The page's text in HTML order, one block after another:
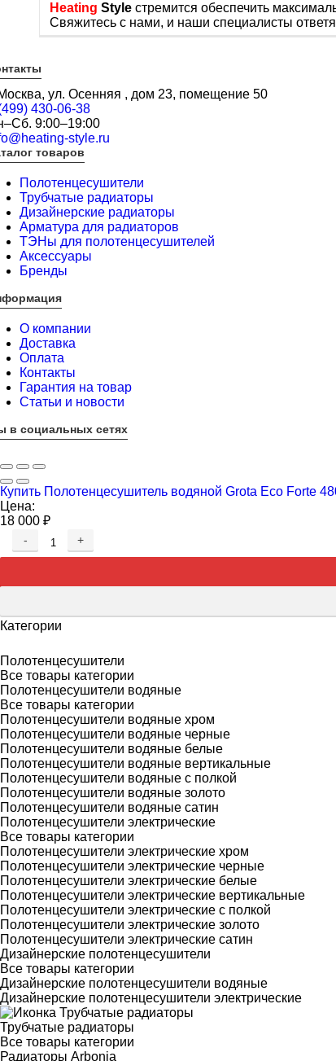
Heating Style стремится обеспечить
Свяжитесь с нами, и наши специалисты
ул. Осенняя , дом 23, помещение 50
430-06-38
9:00–19:00
style.ru
товаров
Полотенцесушители
Трубчатые радиаторы
Дизайнерские радиаторы
Арматура для радиаторов
ТЭНы для полотенцесушителей
Аксессуары
Бренды
О компании
Доставка
Оплата
Контакты
Гарантия на товар
Статьи и новости
в социальных сетях
Купить Полотенцесушитель водяной Grota Eco Forte
Цена:
18 000 ₽
- +
Категории
Полотенцесушители
Все товары категории
Полотенцесушители водяные
Все товары категории
Полотенцесушители водяные хром
Полотенцесушители водяные черные
Полотенцесушители водяные белые
Полотенцесушители водяные вертикальные
Полотенцесушители водяные с полкой
Полотенцесушители водяные золото
Полотенцесушители водяные сатин
Полотенцесушители электрические
Все товары категории
Полотенцесушители электрические хром
Полотенцесушители электрические черные
Полотенцесушители электрические белые
Полотенцесушители электрические вертикальные
Полотенцесушители электрические с полкой
Полотенцесушители электрические золото
Полотенцесушители электрические сатин
Дизайнерские полотенцесушители
Все товары категории
Дизайнерские полотенцесушители водяные
Дизайнерские полотенцесушители электрические
Трубчатые радиаторы
Все товары категории
Радиаторы Arbonia